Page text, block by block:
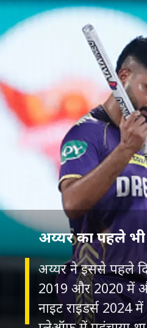
अय्यर ने इससे पहले
2019 और 2020 में
नाइट राइडर्स 2024
अय्यर का पहले